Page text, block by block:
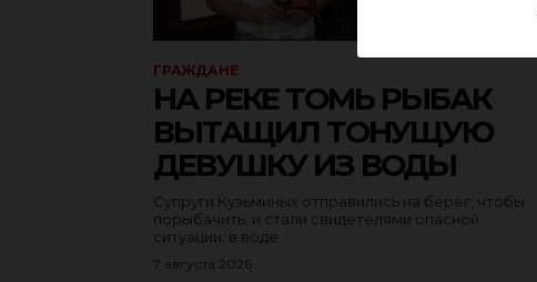
ГРАЖДАНЕ
НА РЕКЕ ТОМЬ РЫБАК
ВЫТАЩИЛ ТОНУЩУЮ
ДЕВУШКУ ИЗ ВОДЫ
Супруги Кузьминых отправились на берег, чтобы
порыбачить, и стали свидетелями опасной
ситуации: в воде...
7 августа 2026